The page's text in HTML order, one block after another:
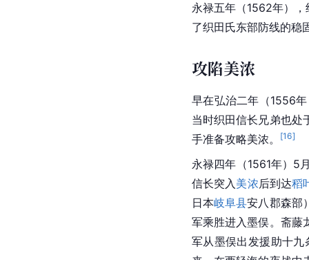
永禄五年（1562年）
了织田氏东部防线的稳
攻陷美浓
早在弘治二年（1556
当时织田信长兄弟也处
手准备攻略美浓。
[16]
永禄四年（1561年）5
信长突入美浓后到达稻
日本岐阜县安八郡森部
军乘胜进入墨俣。斋藤
军从墨俣出发援助十